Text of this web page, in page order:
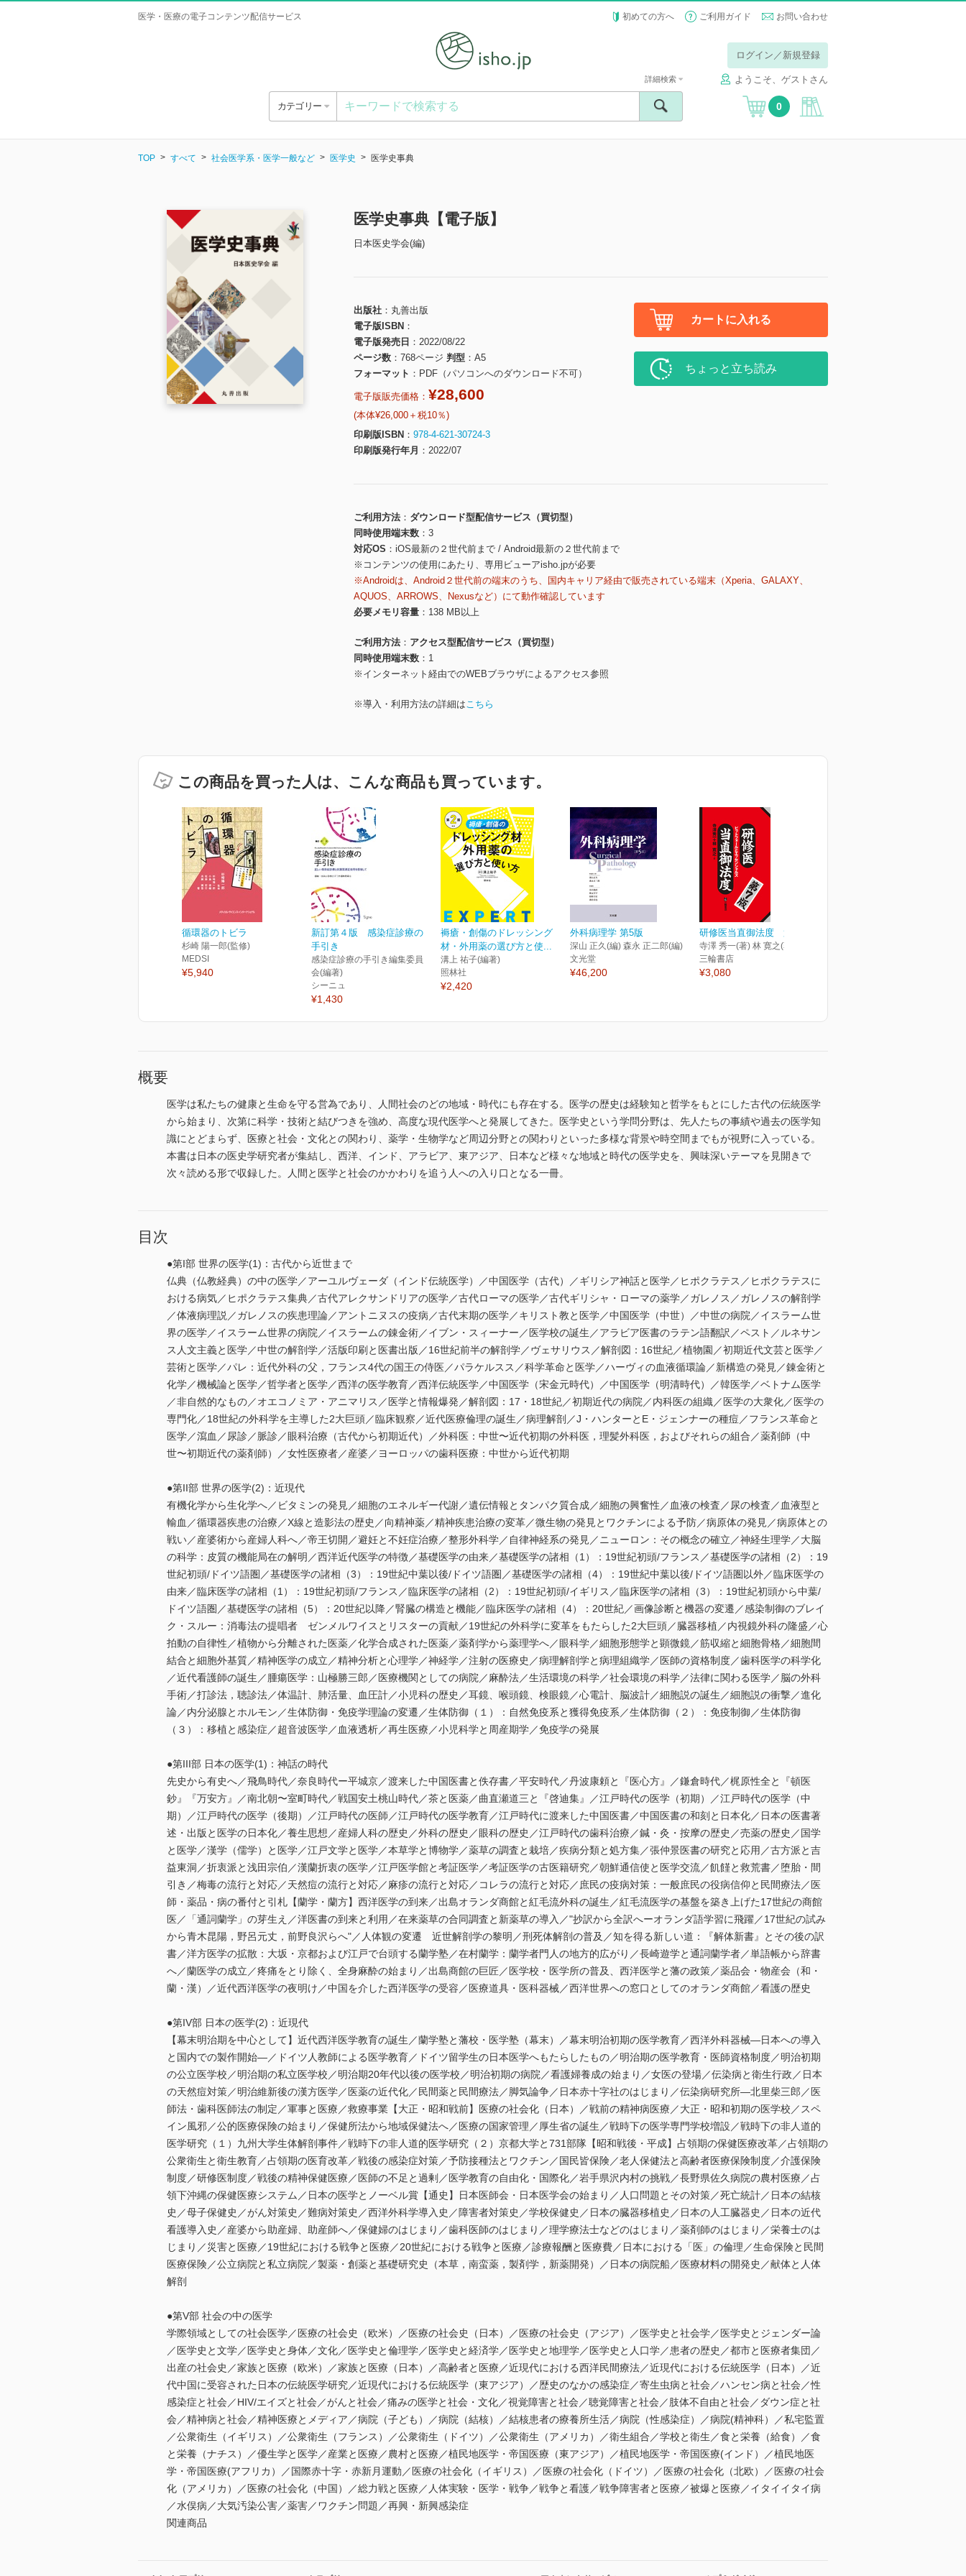
医学・医療の電子コンテンツ配信サービス 初めての方へ ご利用ガイド お問い合わせ
ログイン／新規登録
ようこそ、ゲストさん
カテゴリー
詳細検索
0
TOP すべて 社会医学系・医学一般など 医学史 医学史事典
医学史事典【電子版】
日本医史学会(編)
出版社
丸善出版
電子版ISBN
電子版発売日
2022/08/22
ページ数
768ページ 判型
A5
フォーマット
PDF（パソコンへのダウンロード不可）
電子版販売価格： ¥28,600
(本体¥26,000＋税10％)
印刷版ISBN
978-4-621-30724-3
印刷版発行年月
2022/07
カートに入れる
ちょっと立ち読み
ご利用方法
ダウンロード型配信サービス（買切型）
同時使用端末数
3
対応OS
iOS最新の２世代前まで / Android最新の２世代前まで
※コンテンツの使用にあたり、専用ビューアisho.jpが必要
※Androidは、Android２世代前の端末のうち、国内キャリア経由で販売されている端末（Xperia、GALAXY、
AQUOS、ARROWS、Nexusなど）にて動作確認しています
必要メモリ容量
138 MB以上
ご利用方法
アクセス型配信サービス（買切型）
同時使用端末数
1
※インターネット経由でのWEBブラウザによるアクセス参照
※導入・利用方法の詳細はこちら
この商品を買った人は、こんな商品も買っています。
循環器のトビラ
杉崎 陽一郎(監修)
MEDSI
¥5,940
新訂第４版 感染症診療の
手引き
感染症診療の手引き編集委員
会(編著)
シーニュ
¥1,430
褥瘡・創傷のドレッシング
材・外用薬の選び方と使...
溝上 祐子(編著)
照林社
¥2,420
外科病理学 第5版
深山 正久(編) 森永 正二郎(編)
文光堂
¥46,200
研修医当直御法度 第7版
寺澤 秀一(著) 林 寛之(著)
三輪書店
¥3,080
概要
医学は私たちの健康と生命を守る営為であり、人間社会のどの地域・時代にも存在する。医学の歴史は経験知と哲学をもとにした古代の伝統医学
から始まり、次第に科学・技術と結びつきを強め、高度な現代医学へと発展してきた。医学史という学問分野は、先人たちの事績や過去の医学知
識にとどまらず、医療と社会・文化との関わり、薬学・生物学など周辺分野との関わりといった多様な背景や時空間までもが視野に入っている。
本書は日本の医史学研究者が集結し、西洋、インド、アラビア、東アジア、日本など様々な地域と時代の医学史を、興味深いテーマを見開きで
次々読める形で収録した。人間と医学と社会のかかわりを追う人への入り口となる一冊。
目次
●第I部 世界の医学(1)：古代から近世まで
仏典（仏教経典）の中の医学／アーユルヴェーダ（インド伝統医学）／中国医学（古代）／ギリシア神話と医学／ヒポクラテス／ヒポクラテスに
おける病気／ヒポクラテス集典／古代アレクサンドリアの医学／古代ローマの医学／古代ギリシャ・ローマの薬学／ガレノス／ガレノスの解剖学
／体液病理説／ガレノスの疾患理論／アントニヌスの疫病／古代末期の医学／キリスト教と医学／中国医学（中世）／中世の病院／イスラーム世
界の医学／イスラーム世界の病院／イスラームの錬金術／イブン・スィーナー／医学校の誕生／アラビア医書のラテン語翻訳／ペスト／ルネサン
ス人文主義と医学／中世の解剖学／活版印刷と医書出版／16世紀前半の解剖学／ヴェサリウス／解剖図：16世紀／植物園／初期近代文芸と医学／
芸術と医学／パレ：近代外科の父，フランス4代の国王の侍医／パラケルスス／科学革命と医学／ハーヴィの血液循環論／新構造の発見／錬金術と
化学／機械論と医学／哲学者と医学／西洋の医学教育／西洋伝統医学／中国医学（宋金元時代）／中国医学（明清時代）／韓医学／ベトナム医学
／非自然的なもの／オエコノミア・アニマリス／医学と情報爆発／解剖図：17・18世紀／初期近代の病院／内科医の組織／医学の大衆化／医学の
専門化／18世紀の外科学を主導した2大巨頭／臨床観察／近代医療倫理の誕生／病理解剖／J・ハンターとE・ジェンナーの種痘／フランス革命と
医学／瀉血／尿診／脈診／眼科治療（古代から初期近代）／外科医：中世〜近代初期の外科医，理髪外科医，およびそれらの組合／薬剤師（中
世〜初期近代の薬剤師）／女性医療者／産婆／ヨーロッパの歯科医療：中世から近代初期
●第II部 世界の医学(2)：近現代
有機化学から生化学へ／ビタミンの発見／細胞のエネルギー代謝／遺伝情報とタンパク質合成／細胞の興奮性／血液の検査／尿の検査／血液型と
輸血／循環器疾患の治療／X線と造影法の歴史／向精神薬／精神疾患治療の変革／微生物の発見とワクチンによる予防／病原体の発見／病原体との
戦い／産婆術から産婦人科へ／帝王切開／避妊と不妊症治療／整形外科学／自律神経系の発見／ニューロン：その概念の確立／神経生理学／大脳
の科学：皮質の機能局在の解明／西洋近代医学の特徴／基礎医学の由来／基礎医学の諸相（1）：19世紀初頭/フランス／基礎医学の諸相（2）：19
世紀初頭/ドイツ語圏／基礎医学の諸相（3）：19世紀中葉以後/ドイツ語圏／基礎医学の諸相（4）：19世紀中葉以後/ドイツ語圏以外／臨床医学の
由来／臨床医学の諸相（1）：19世紀初頭/フランス／臨床医学の諸相（2）：19世紀初頭/イギリス／臨床医学の諸相（3）：19世紀初頭から中葉/
ドイツ語圏／基礎医学の諸相（5）：20世紀以降／腎臓の構造と機能／臨床医学の諸相（4）：20世紀／画像診断と機器の変遷／感染制御のブレイ
ク・スルー：消毒法の提唱者 ゼンメルワイスとリスターの貢献／19世紀の外科学に変革をもたらした2大巨頭／臓器移植／内視鏡外科の隆盛／心
拍動の自律性／植物から分離された医薬／化学合成された医薬／薬剤学から薬理学へ／眼科学／細胞形態学と顕微鏡／筋収縮と細胞骨格／細胞間
結合と細胞外基質／精神医学の成立／精神分析と心理学／神経学／注射の医療史／病理解剖学と病理組織学／医師の資格制度／歯科医学の科学化
／近代看護師の誕生／腫瘍医学：山極勝三郎／医療機関としての病院／麻酔法／生活環境の科学／社会環境の科学／法律に関わる医学／脳の外科
手術／打診法，聴診法／体温計、肺活量、血圧計／小児科の歴史／耳鏡、喉頭鏡、検眼鏡／心電計、脳波計／細胞説の誕生／細胞説の衝撃／進化
論／内分泌腺とホルモン／生体防御・免疫学理論の変遷／生体防御（１）：自然免疫系と獲得免疫系／生体防御（２）：免疫制御／生体防御
（３）：移植と感染症／超音波医学／血液透析／再生医療／小児科学と周産期学／免疫学の発展
●第III部 日本の医学(1)：神話の時代
先史から有史へ／飛鳥時代／奈良時代ー平城京／渡来した中国医書と佚存書／平安時代／丹波康頼と『医心方』／鎌倉時代／梶原性全と『頓医
鈔』『万安方』／南北朝〜室町時代／戦国安土桃山時代／茶と医薬／曲直瀬道三と『啓迪集』／江戸時代の医学（初期）／江戸時代の医学（中
期）／江戸時代の医学（後期）／江戸時代の医師／江戸時代の医学教育／江戸時代に渡来した中国医書／中国医書の和刻と日本化／日本の医書著
述・出版と医学の日本化／養生思想／産婦人科の歴史／外科の歴史／眼科の歴史／江戸時代の歯科治療／鍼・灸・按摩の歴史／売薬の歴史／国学
と医学／漢学（儒学）と医学／江戸文学と医学／本草学と博物学／薬草の調査と栽培／疾病分類と処方集／張仲景医書の研究と応用／古方派と吉
益東洞／折衷派と浅田宗伯／漢蘭折衷の医学／江戸医学館と考証医学／考証医学の古医籍研究／朝鮮通信使と医学交流／飢饉と救荒書／堕胎・間
引き／梅毒の流行と対応／天然痘の流行と対応／麻疹の流行と対応／コレラの流行と対応／庶民の疫病対策：一般庶民の役病信仰と民間療法／医
師・薬品・病の番付と引札【蘭学・蘭方】西洋医学の到来／出島オランダ商館と紅毛流外科の誕生／紅毛流医学の基盤を築き上げた17世紀の商館
医／「通詞蘭学」の芽生え／洋医書の到来と利用／在来薬草の合同調査と新薬草の導入／"抄訳から全訳へーオランダ語学習に飛躍／17世紀の試み
から青木昆陽，野呂元丈，前野良沢らへ"／人体観の変遷 近世解剖学の黎明／刑死体解剖の普及／知を得る新しい道：『解体新書』とその後の訳
書／洋方医学の拡散：大坂・京都および江戸で台頭する蘭学塾／在村蘭学：蘭学者門人の地方的広がり／長崎遊学と通詞蘭学者／単語帳から辞書
へ／蘭医学の成立／疼痛をとり除く、全身麻酔の始まり／出島商館の巨匠／医学校・医学所の普及、西洋医学と藩の政策／薬品会・物産会（和・
蘭・漢）／近代西洋医学の夜明け／中国を介した西洋医学の受容／医療道具・医科器械／西洋世界への窓口としてのオランダ商館／看護の歴史
●第IV部 日本の医学(2)：近現代
【幕末明治期を中心として】近代西洋医学教育の誕生／蘭学塾と藩校・医学塾（幕末）／幕末明治初期の医学教育／西洋外科器械―日本への導入
と国内での製作開始―／ドイツ人教師による医学教育／ドイツ留学生の日本医学へもたらしたもの／明治期の医学教育・医師資格制度／明治初期
の公立医学校／明治期の私立医学校／明治期20年代以後の医学校／明治初期の病院／看護婦養成の始まり／女医の登場／伝染病と衛生行政／日本
の天然痘対策／明治維新後の漢方医学／医薬の近代化／民間薬と民間療法／脚気論争／日本赤十字社のはじまり／伝染病研究所―北里柴三郎／医
師法・歯科医師法の制定／軍事と医療／救療事業【大正・昭和戦前】医療の社会化（日本）／戦前の精神病医療／大正・昭和初期の医学校／スペ
イン風邪／公的医療保険の始まり／保健所法から地域保健法へ／医療の国家管理／厚生省の誕生／戦時下の医学専門学校増設／戦時下の非人道的
医学研究（１）九州大学生体解剖事件／戦時下の非人道的医学研究（２）京都大学と731部隊【昭和戦後・平成】占領期の保健医療改革／占領期の
公衆衛生と衛生教育／占領期の医育改革／戦後の感染症対策／予防接種法とワクチン／国民皆保険／老人保健法と高齢者医療保険制度／介護保険
制度／研修医制度／戦後の精神保健医療／医師の不足と過剰／医学教育の自由化・国際化／岩手県沢内村の挑戦／長野県佐久病院の農村医療／占
領下沖縄の保健医療システム／日本の医学とノーベル賞【通史】日本医師会・日本医学会の始まり／人口問題とその対策／死亡統計／日本の結核
史／母子保健史／がん対策史／難病対策史／西洋外科学導入史／障害者対策史／学校保健史／日本の臓器移植史／日本の人工臓器史／日本の近代
看護導入史／産婆から助産婦、助産師へ／保健婦のはじまり／歯科医師のはじまり／理学療法士などのはじまり／薬剤師のはじまり／栄養士のは
じまり／災害と医療／19世紀における戦争と医療／20世紀における戦争と医療／診療報酬と医療費／日本における「医」の倫理／生命保険と民間
医療保険／公立病院と私立病院／製薬・創薬と基礎研究史（本草，南蛮薬，製剤学，新薬開発）／日本の病院船／医療材料の開発史／献体と人体
解剖
●第V部 社会の中の医学
学際領域としての社会医学／医療の社会史（欧米）／医療の社会史（日本）／医療の社会史（アジア）／医学史と社会学／医学史とジェンダー論
／医学史と文学／医学史と身体／文化／医学史と倫理学／医学史と経済学／医学史と地理学／医学史と人口学／患者の歴史／都市と医療者集団／
出産の社会史／家族と医療（欧米）／家族と医療（日本）／高齢者と医療／近現代における西洋民間療法／近現代における伝統医学（日本）／近
代中国に受容された日本の伝統医学研究／近現代における伝統医学（東アジア）／歴史のなかの感染症／寄生虫病と社会／ハンセン病と社会／性
感染症と社会／HIV/エイズと社会／がんと社会／痛みの医学と社会・文化／視覚障害と社会／聴覚障害と社会／肢体不自由と社会／ダウン症と社
会／精神病と社会／精神医療とメディア／病院（子ども）／病院（結核）／結核患者の療養所生活／病院（性感染症）／病院(精神科）／私宅監置
／公衆衛生（イギリス）／公衆衛生（フランス）／公衆衛生（ドイツ）／公衆衛生（アメリカ）／衛生組合／学校と衛生／食と栄養（給食）／食
と栄養（ナチス）／優生学と医学／産業と医療／農村と医療／植民地医学・帝国医療（東アジア）／植民地医学・帝国医療(インド）／植民地医
学・帝国医療(アフリカ）／国際赤十字・赤新月運動／医療の社会化（イギリス）／医療の社会化（ドイツ）／医療の社会化（北欧）／医療の社会
化（アメリカ）／医療の社会化（中国）／総力戦と医療／人体実験・医学・戦争／戦争と看護／戦争障害者と医療／被爆と医療／イタイイタイ病
／水俣病／大気汚染公害／薬害／ワクチン問題／再興・新興感染症
関連商品